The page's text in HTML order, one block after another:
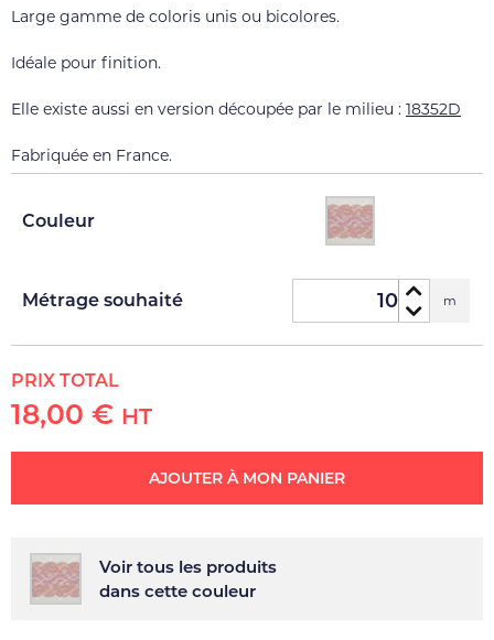
Large gamme de coloris unis ou bicolores.
Idéale pour finition.
Elle existe aussi en version découpée par le milieu : 18352D
Fabriquée en France.
Couleur
Métrage souhaité m
PRIX TOTAL
18,00 € HT
AJOUTER À MON PANIER
Voir tous les produits
dans cette couleur